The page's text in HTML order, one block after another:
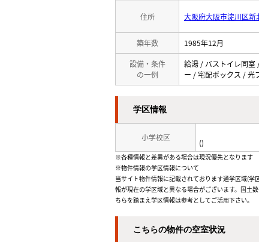
住所 大阪府大阪市淀川区新
築年数 1985年12月
設備・条件
の一例
給湯 / バストイレ同室
ー / 宅配ボックス / 光
学区情報
小学校区
()
※各種情報と差異がある場合は現況優先となります
※物件情報の学区情報について
当サイト物件情報に記載されております通学区域(
報が現在の学区域と異なる場合がございます。国土
ちらを踏まえ学区情報は参考としてご活用下さい。
こちらの物件の空室状況